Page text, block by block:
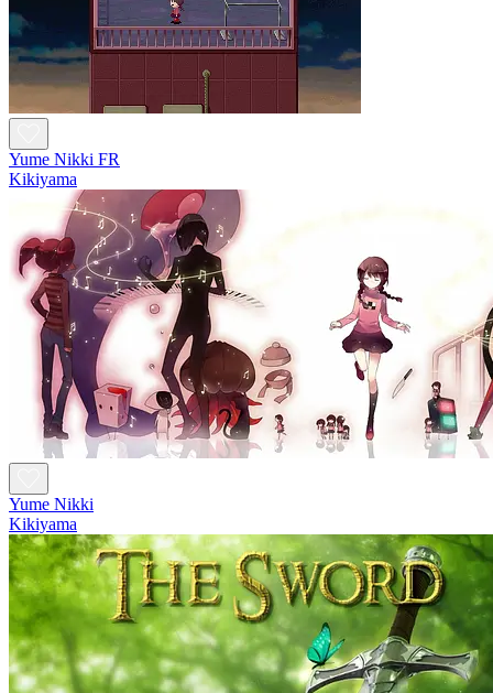
Yume Nikki FR
Kikiyama
Yume Nikki
Kikiyama